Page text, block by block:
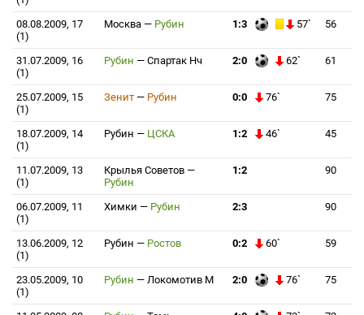
08.08.2009, 17
(1)
Москва — Рубин 1:3 57` 56
31.07.2009, 16
(1)
Рубин — Спартак Нч 2:0 62` 61
25.07.2009, 15
(1)
Зенит — Рубин 0:0 76` 75
18.07.2009, 14
(1)
Рубин — ЦСКА 1:2 46` 45
11.07.2009, 13
(1)
Крылья Советов —
Рубин
1:2 90
06.07.2009, 11
(1)
Химки — Рубин 2:3 90
13.06.2009, 12
(1)
Рубин — Ростов 0:2 60` 59
23.05.2009, 10
(1)
Рубин — Локомотив М 2:0 76` 75